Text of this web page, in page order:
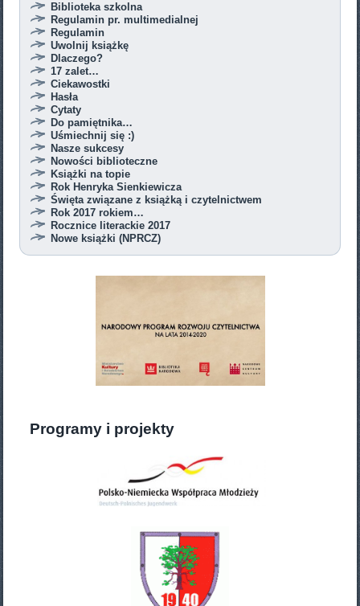
Biblioteka szkolna
Regulamin pr. multimedialnej
Regulamin
Uwolnij książkę
Dlaczego?
17 zalet…
Ciekawostki
Hasła
Cytaty
Do pamiętnika…
Uśmiechnij się :)
Nasze sukcesy
Nowości biblioteczne
Książki na topie
Rok Henryka Sienkiewicza
Święta związane z książką i czytelnictwem
Rok 2017 rokiem…
Rocznice literackie 2017
Nowe książki (NPRCZ)
Programy i projekty